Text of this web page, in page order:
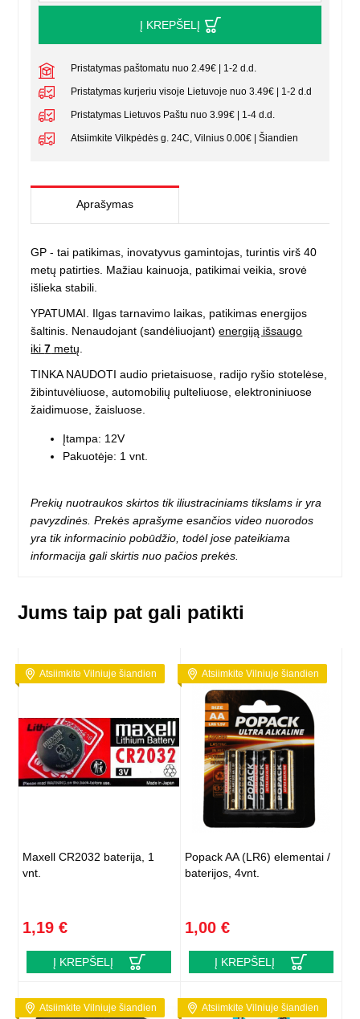
Į KREPŠELĮ
Pristatymas paštomatu nuo 2.49€ | 1-2 d.d.
Pristatymas kurjeriu visoje Lietuvoje nuo 3.49€ | 1-2 d.d
Pristatymas Lietuvos Paštu nuo 3.99€ | 1-4 d.d.
Atsiimkite Vilkpėdės g. 24C, Vilnius 0.00€ | Šiandien
Aprašymas
GP - tai patikimas, inovatyvus gamintojas, turintis virš 40
metų patirties. Mažiau kainuoja, patikimai veikia, srovė
išlieka stabili.
YPATUMAI. Ilgas tarnavimo laikas, patikimas energijos
šaltinis. Nenaudojant (sandėliuojant)energiją išsaugo
iki7 metų.
TINKA NAUDOTI audio prietaisuose, radijo ryšio stotelėse,
žibintuvėliuose, automobilių pulteliuose, elektroniniuose
žaidimuose, žaisluose.
Įtampa: 12V
Pakuotėje: 1 vnt.
Prekių nuotraukos skirtos tik iliustraciniams tikslams ir yra
pavyzdinės. Prekės aprašyme esančios video nuorodos
yra tik informacinio pobūdžio, todėl jose pateikiama
informacija gali skirtis nuo pačios prekės.
Jums taip pat gali patikti
Atsiimkite Vilniuje šiandien
Maxell CR2032 baterija, 1
vnt.
1,19 €
Į KREPŠELĮ
Atsiimkite Vilniuje šiandien
Popack AA (LR6) elementai /
baterijos, 4vnt.
1,00 €
Į KREPŠELĮ
Atsiimkite Vilniuje šiandien Atsiimkite Vilniuje šiandien